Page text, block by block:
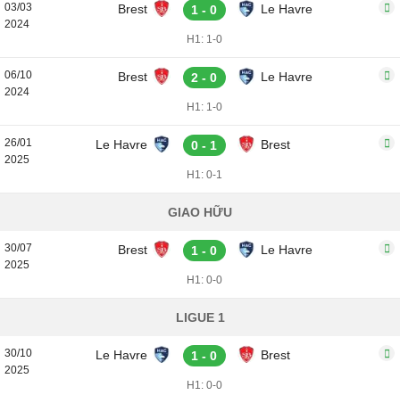
03/03
2024
Brest 1 - 0 Le Havre
H1: 1-0
06/10
2024
Brest 2 - 0 Le Havre
H1: 1-0
26/01
2025
Le Havre 0 - 1 Brest
H1: 0-1
GIAO HỮU
30/07
2025
Brest 1 - 0 Le Havre
H1: 0-0
LIGUE 1
30/10
2025
Le Havre 1 - 0 Brest
H1: 0-0